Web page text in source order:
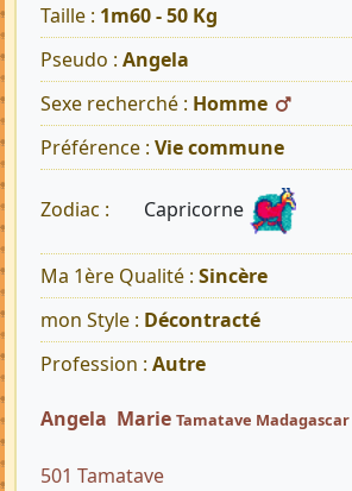
Taille : 1m60 - 50 Kg
Pseudo : Angela
Sexe recherché : Homme
Préférence : Vie commune
Zodiac : Capricorne
Ma 1ère Qualité : Sincère
mon Style : Décontracté
Profession : Autre
Angela Marie Tamatave Madagascar
501 Tamatave